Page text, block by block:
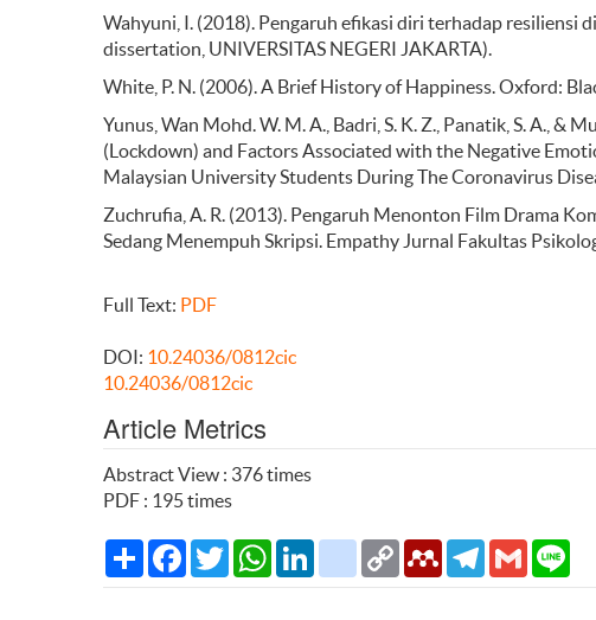
Wahyuni, I. (2018). Pengaruh efikasi diri terhadap resiliensi
dissertation, UNIVERSITAS NEGERI JAKARTA).
White, P. N. (2006). A Brief History of Happiness. Oxford:
Yunus, Wan Mohd. W. M. A., Badri, S. K. Z., Panatik, S. A.,
(Lockdown) and Factors Associated with the Negative
Malaysian University Students During The Coronavirus
Zuchrufia, A. R. (2013). Pengaruh Menonton Film Drama
Sedang Menempuh Skripsi. Empathy Jurnal Fakultas
Full Text: PDF
DOI: 10.24036/0812cic
10.24036/0812cic
Article Metrics
Abstract View : 376 times
PDF : 195 times
Share Facebook
TwitterWhatsApp
LinkedInciteulikeCopy
Link
MendeleyTelegram
Gmail